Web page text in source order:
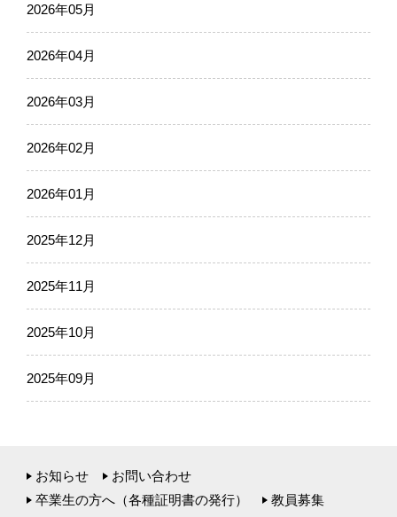
2026年05月
2026年04月
2026年03月
2026年02月
2026年01月
2025年12月
2025年11月
2025年10月
2025年09月
お知らせ
お問い合わせ
卒業生の方へ（各種証明書の発行）
教員募集